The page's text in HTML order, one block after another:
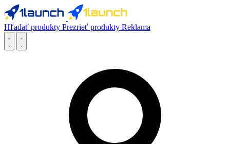
Hľadať produkty Prezrieť produkty Reklama